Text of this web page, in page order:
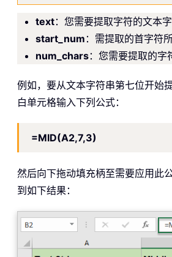
text：您需要提取字符的文本字
start_num ：需提取的首字符
num_chars：您需要提取的字
例如，要从文本字符串第七位开始
白单元格输入下列公式：
=MID(A2,7,3)
然后向下拖动填充柄至需要应用此
到如下结果：